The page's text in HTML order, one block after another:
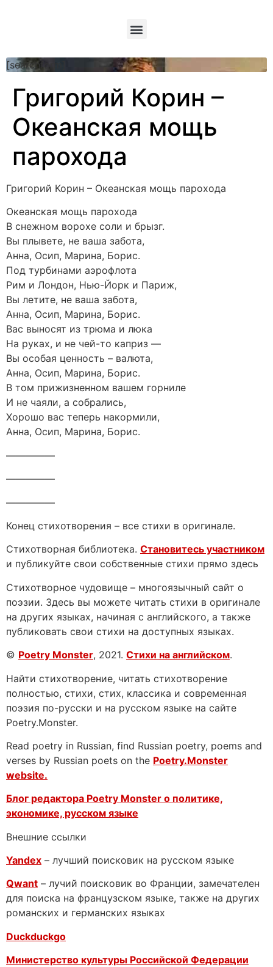
[searchform]
Григорий Корин –
Океанская мощь
парохода
Григорий Корин – Океанская мощь парохода
Океанская мощь парохода
В снежном ворохе соли и брызг.
Вы плывете, не ваша забота,
Анна, Осип, Марина, Борис.
Под турбинами аэрофлота
Рим и Лондон, Нью-Йорк и Париж,
Вы летите, не ваша забота,
Анна, Осип, Марина, Борис.
Вас выносят из трюма и люка
На руках, и не чей-то каприз —
Вы особая ценность – валюта,
Анна, Осип, Марина, Борис.
В том прижизненном вашем горниле
И не чаяли, а собрались,
Хорошо вас теперь накормили,
Анна, Осип, Марина, Борис.
—————
—————
—————
Конец стихотворения – все стихи в оригинале.
Стихотворная библиотека. Становитесь участником
и публикуйте свои собственные стихи прямо здесь
Стихотворное чудовище – многоязычный сайт о
поэзии. Здесь вы можете читать стихи в оригинале
на других языках, начиная с английского, а также
публиковать свои стихи на доступных языках.
© Poetry Monster, 2021. Стихи на английском.
Найти стихотворение, читать стихотворение
полностью, стихи, стих, классика и современная
поэзия по-русски и на русском языке на сайте
Poetry.Monster.
Read poetry in Russian, find Russian poetry, poems and
verses by Russian poets on the Poetry.Monster
website.
Блог редактора Poetry Monster о политике,
экономике, русском языке
Внешние ссылки
Yandex – лучший поисковик на русском языке
Qwant – лучий поисковик во Франции, замечателен
для поиска на французском языке, также на других
романских и германских языках
Duckduckgo
Министерство культуры Российской Федерации